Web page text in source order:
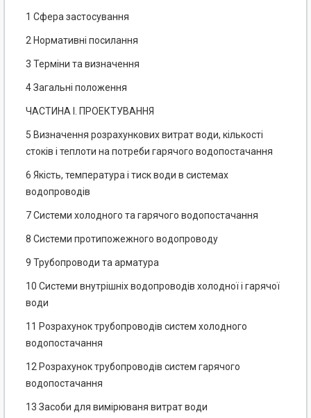
1 Сфера застосування
2 Нормативні посилання
3 Терміни та визначення
4 Загальні положення
ЧАСТИНА І. ПРОЕКТУВАННЯ
5 Визначення розрахункових витрат води, кількості
стоків і теплоти на потреби гарячого водопостачання
6 Якість, температура і тиск води в системах
водопроводів
7 Системи холодного та гарячого водопостачання
8 Системи протипожежного водопроводу
9 Трубопроводи та арматура
10 Системи внутрішніх водопроводів холодної і гарячої
води
11 Розрахунок трубопроводів систем холодного
водопостачання
12 Розрахунок трубопроводів систем гарячого
водопостачання
13 Засоби для вимірюваня витрат води